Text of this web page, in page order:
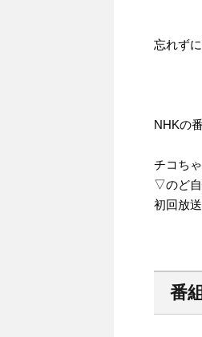
忘れず
NHKの
チコち
▽のど
初回放
番